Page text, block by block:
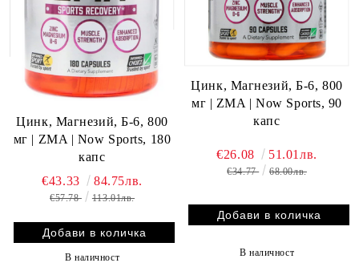
Цинк, Магнезий, Б-6, 800
мг | ZMA | Now Sports, 180
капс
€43.33 84.75лв.
€57.78 113.01лв.
В наличност
Цинк, Магнезий, Б-6, 800
мг | ZMA | Now Sports, 90
капс
€26.08 51.01лв.
€34.77 68.00лв.
В наличност